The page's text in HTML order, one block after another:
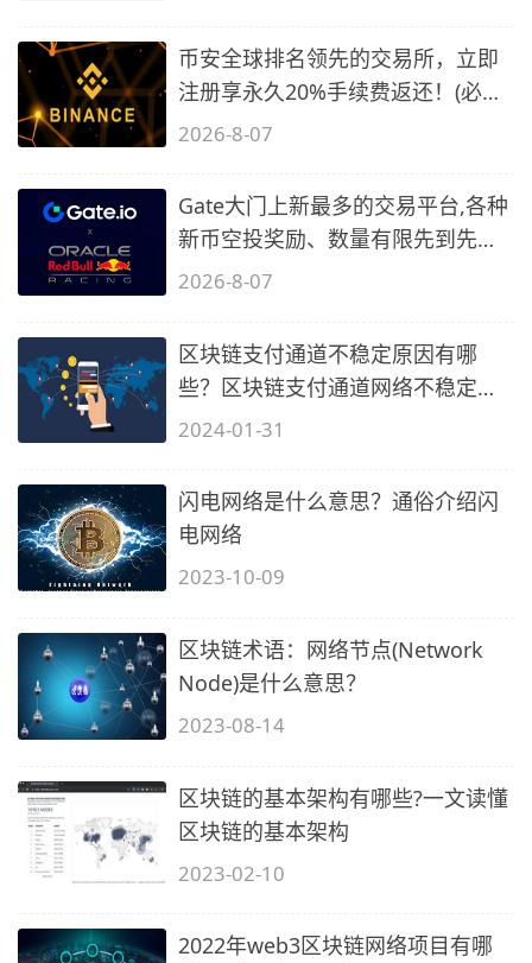
币安全球排名领先的交易所，立即
注册享永久20%手续费返还！(必备
2)
2026-8-07
Gate大门上新最多的交易平台,各种
新币空投奖励、数量有限先到先
得…
2026-8-07
区块链支付通道不稳定原因有哪
些？区块链支付通道网络不稳定的
原因
2024-01-31
闪电网络是什么意思？通俗介绍闪
电网络
2023-10-09
区块链术语：网络节点(Network
Node)是什么意思？
2023-08-14
区块链的基本架构有哪些?一文读懂
区块链的基本架构
2023-02-10
2022年web3区块链网络项目有哪